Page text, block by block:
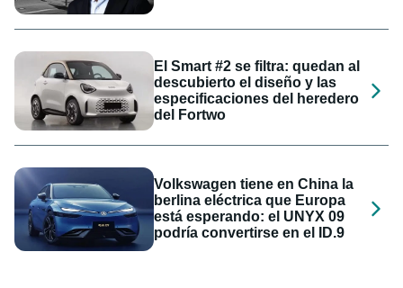
El Smart #2 se filtra: quedan al
descubierto el diseño y las
especificaciones del heredero
del Fortwo
Volkswagen tiene en China la
berlina eléctrica que Europa
está esperando: el UNYX 09
podría convertirse en el ID.9